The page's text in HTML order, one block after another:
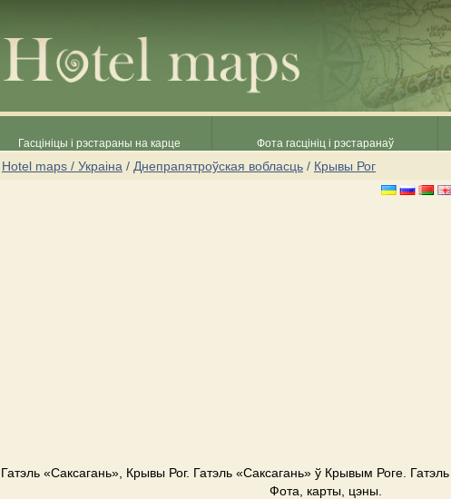
Гасцініцы і рэстараны на карце Фота гасцініц і рэстаранаў
Hotel maps / Украіна / Днепрапятроўская вобласць / Крывы Рог
Гатэль «Саксагань», Крывы Рог. Гатэль «Саксагань» ў Крывым Роге.
Фота, карты, цэны.